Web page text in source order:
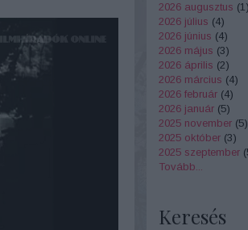
2026 augusztus (1)
2026 július (4)
2026 június (4)
2026 május (3)
2026 április (2)
2026 március (4)
2026 február (4)
2026 január (5)
2025 november (5)
2025 október (3)
2025 szeptember (
Tovább...
Keresés